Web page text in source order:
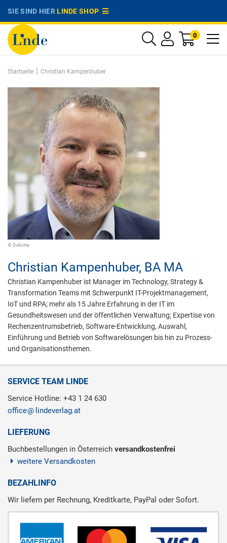
SIE SIND HIERLINDE SHOP
0
Startseite | Christian Kampenhuber
© Deloitte
Christian Kampenhuber, BA MA
Christian Kampenhuber ist Manager im Technology, Strategy &
Transformation Teams mit Schwerpunkt IT-Projektmanagement,
IoT und RPA; mehr als 15 Jahre Erfahrung in der IT im
Gesundheitswesen und der öffentlichen Verwaltung; Expertise von
Rechenzentrumsbetrieb, Software-Entwicklung, Auswahl,
Einführung und Betrieb von Softwarelösungen bis hin zu Prozess-
und Organisationsthemen.
SERVICE TEAM LINDE
Service Hotline: +43 1 24 630
office
lindeverlag.at
LIEFERUNG
Buchbestellungen in Österreich versandkostenfrei
weitere Versandkosten
BEZAHLINFO
Wir liefern per Rechnung, Kreditkarte, PayPal oder Sofort.